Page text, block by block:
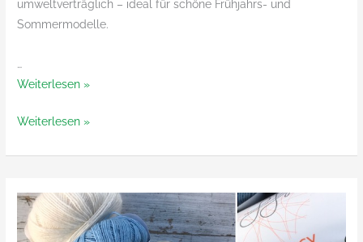
umweltverträglich – ideal für schöne Frühjahrs- und
Sommermodelle.
…
Bambu
ggh
Weiterlesen »
Bambu
ggh
Weiterlesen »